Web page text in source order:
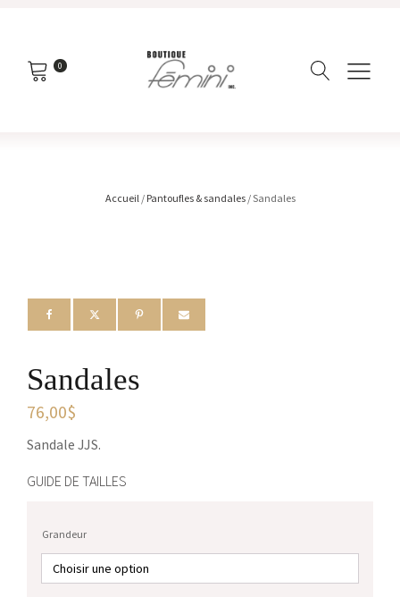
0
Accueil/ Pantoufles & sandales/ Sandales
Sandales
76,00$
Sandale JJS.
GUIDE DE TAILLES
Grandeur